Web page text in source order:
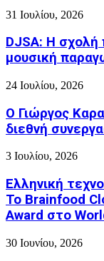
31 Ιουλίου, 2026
DJSA: Η σχολή
μουσική
24 Ιουλίου, 2026
Ο Γιώργος
διεθνή
3 Ιουλίου, 2026
Ελληνική
Το Brainfood
Award στο
30 Ιουνίου, 2026